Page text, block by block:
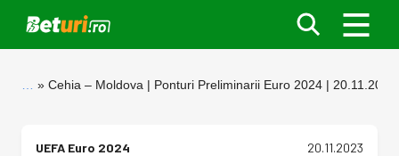
Cehia – Moldova | Ponturi Preliminarii Euro 2024 | 20.11.2023
UEFA Euro 2024 20.11.2023